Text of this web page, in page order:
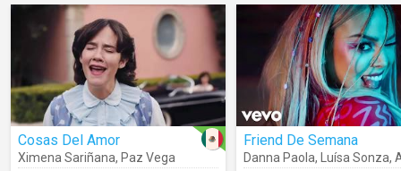
Cosas Del Amor
Ximena Sariñana, Paz Vega
Friend De Semana
Danna Paola, Luísa Sonza,